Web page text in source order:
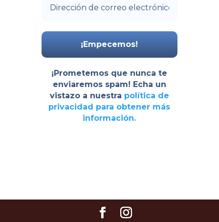
¡Prometemos que nunca te
enviaremos spam! Echa un
vistazo a nuestra política de
privacidad para obtener más
información.